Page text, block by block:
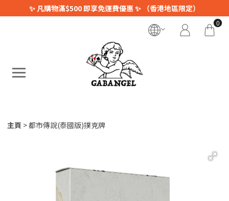
✨ 凡購物滿$500 即享免運費優惠 ✨ （香港地區限定）
0
主頁 都市傳說(泰國版)撲克牌